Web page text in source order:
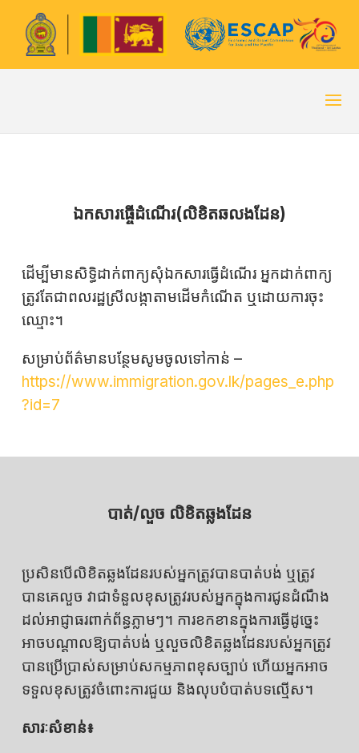
ឯកសារធ្ចើដំណើរ(លិខិតឆលងដែន)
ដើម្បីមានសិទ្ធិដាក់ពាក្យសុំឯកសារធ្វើដំណើរ អ្នកដាក់ពាក្យ
ត្រូវតែជាពលរដ្ឋស្រីលង្កាតាមដើមកំណើត ឬដោយការចុះ
ឈ្មោះ។
សម្រាប់ព័ត៌មានបន្ថែមសូមចូលទៅកាន់ –
https://www.immigration.gov.lk/pages_e.php
?id=7
បាត់/លួច លិខិតឆ្លងដែន
ប្រសិនបើលិខិតឆ្លងដែនរបស់អ្នកត្រូវបានបាត់បង់ ឬត្រូវ
បានគេលួច វាជាទំនួលខុសត្រូវរបស់អ្នកក្នុងការជូនដំណឹង
ដល់អាជ្ញាធរពាក់ព័ន្ធភ្លាមៗ។ ការខកខានក្នុងការធ្វើដូច្នេះ
អាចបណ្តាលឱ្យបាត់បង់ ឬលួចលិខិតឆ្លងដែនរបស់អ្នកត្រូវ
បានប្រើប្រាស់សម្រាប់សកម្មភាពខុសច្បាប់ ហើយអ្នកអាច
ទទួលខុសត្រូវចំពោះការជួយ និងលុបបំបាត់បទល្មើស។
សារៈសំខាន់៖